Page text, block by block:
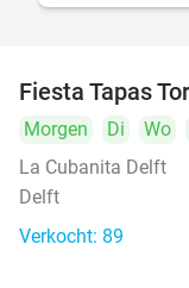
Fiesta Tapas
Morgen Di Wo
La Cubanita Delft
Delft
Verkocht: 89